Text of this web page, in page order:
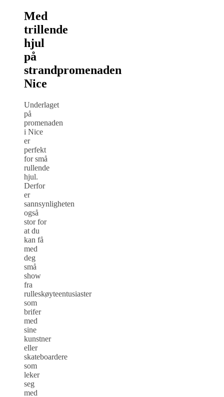
Med
trillende
hjul
på
strandpromenaden
Nice
Underlaget
på
promenaden
i Nice
er
perfekt
for små
rullende
hjul.
Derfor
er
sannsynligheten
også
stor for
at du
kan få
med
deg
små
show
fra
rulleskøyteentusiaster
som
brifer
med
sine
kunstner
eller
skateboardere
som
leker
seg
med